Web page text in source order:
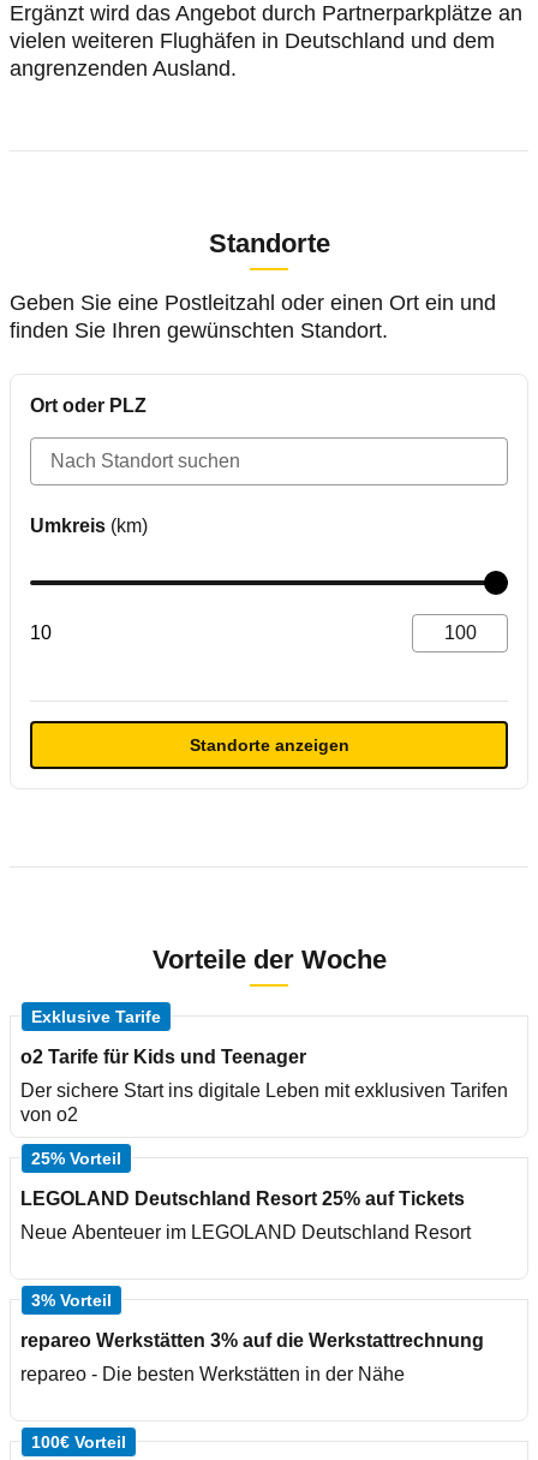
Ergänzt wird das Angebot durch Partnerparkplätze an
vielen weiteren Flughäfen in Deutschland und dem
angrenzenden Ausland.
Standorte
Geben Sie eine Postleitzahl oder einen Ort ein und
finden Sie Ihren gewünschten Standort.
Ort oder PLZ
Umkreis
10
Standorte anzeigen
Vorteile der Woche
Exklusive Tarife
o2 Tarife für Kids und Teenager
Der sichere Start ins digitale Leben mit exklusiven Tarifen
von o2
25% Vorteil
LEGOLAND Deutschland Resort 25% auf Tickets
Neue Abenteuer im LEGOLAND Deutschland Resort
3% Vorteil
repareo Werkstätten 3% auf die Werkstattrechnung
repareo - Die besten Werkstätten in der Nähe
100€ Vorteil